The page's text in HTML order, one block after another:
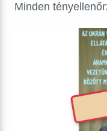
Minden